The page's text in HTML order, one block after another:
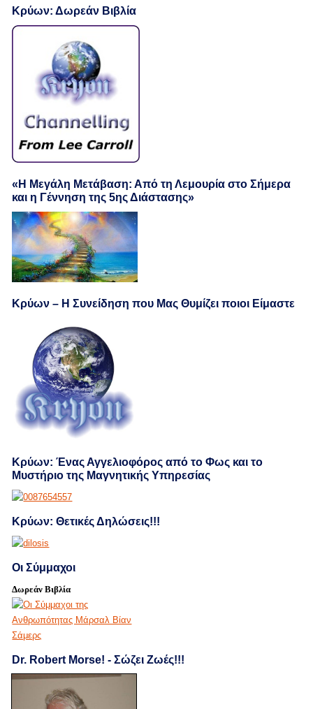
Κρύων: Δωρεάν Βιβλία
«Η Μεγάλη Μετάβαση: Από τη Λεμουρία στο Σήμερα
και η Γέννηση της 5ης Διάστασης»
Κρύων – Η Συνείδηση που Μας Θυμίζει ποιοι Είμαστε
Κρύων: Ένας Αγγελιοφόρος από το Φως και το
Μυστήριο της Μαγνητικής Υπηρεσίας
Κρύων: Θετικές Δηλώσεις!!!
Οι Σύμμαχοι
Δωρεάν Βιβλία
Dr. Robert Morse! - Σώζει Ζωές!!!